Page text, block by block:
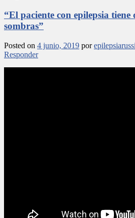
“El paciente con epilepsia tiene
sombras”
Posted on 4 junio, 2019 porepilepsiarussi
Responder